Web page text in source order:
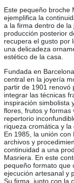
Este pequeño broche
ejemplifica la
a la firma dentro de
producción posterior
recupera el gusto por
una delicadeza
estético de la casa.
Fundada en
central en la joyería
partir de 1901 renovó
integrar las técnicas
inspiración simbolista
flores, frutos y formas
repertorio
riqueza cromática y
En 1985, la unión
archivos y
continuidad a una
Masriera. En este
pequeño formato que
ejecución artesanal y
Su firma, junto con la